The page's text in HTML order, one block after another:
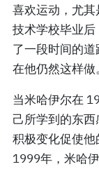
喜欢运动，尤
技术学校毕业
了一段时间的
在他仍然这样做。
当米哈伊尔在
己所学到的东
积极变化促使他
1999年，米哈